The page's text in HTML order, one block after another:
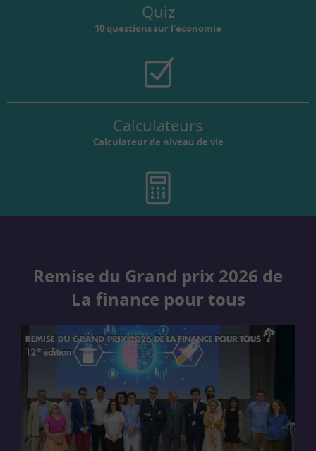
Quiz
10 questions sur l’économie
Calculateurs
Calculateur de niveau de vie
Remise du Grand prix 2026 de
La finance pour tous